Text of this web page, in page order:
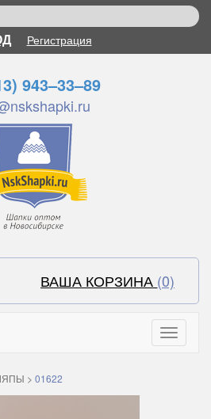
Регистрация
943–33–89
ВАША КОРЗИНА (0)
Toggle
> 01622